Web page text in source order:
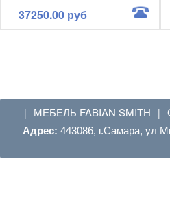
37250.00 руб
| МЕБЕЛЬ FABIAN SMITH |
Адрес: 443086, г.Самара, ул